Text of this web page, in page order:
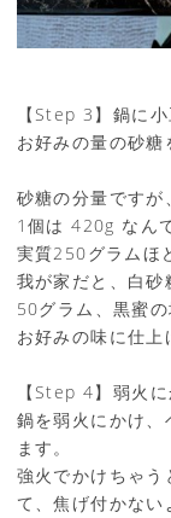
【Step 3】鍋に
お好みの量の砂糖
砂糖の分量です
1個は 420g なん
実質250グラムほ
我が家だと、白
50グラム、黒蜜
お好みの味に仕上
【Step 4】弱火
鍋を弱火にかけ、
ます。
強火でかけちゃう
て、焦げ付かな